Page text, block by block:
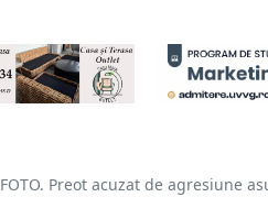
FOTO. Preot acuzat de agresiune